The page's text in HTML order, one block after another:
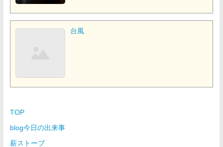
台風
TOP
blog今日の出来事
薪ストーブ